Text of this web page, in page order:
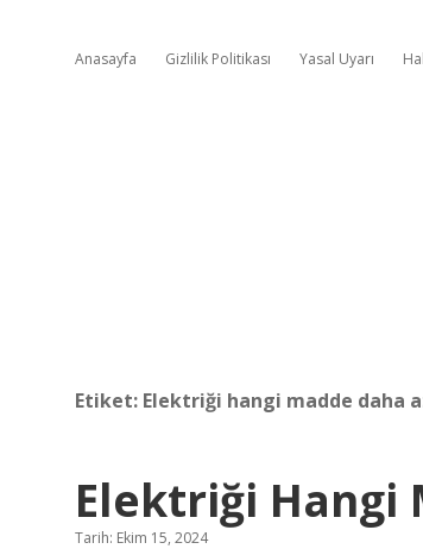
Anasayfa Gizlilik Politikası Yasal Uyarı
Etiket: Elektriği hangi madde daha
Elektriği Hangi
Tarih: Ekim 15, 2024